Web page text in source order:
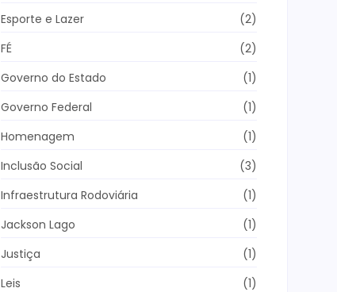
Esporte e Lazer
(2)
FÉ
(2)
Governo do Estado
(1)
Governo Federal
(1)
Homenagem
(1)
Inclusão Social
(3)
Infraestrutura Rodoviária
(1)
Jackson Lago
(1)
Justiça
(1)
Leis
(1)